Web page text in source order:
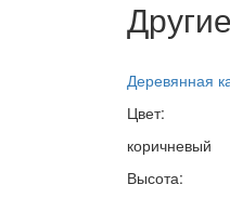
Деревянная
Цвет:
коричневый
Высота: